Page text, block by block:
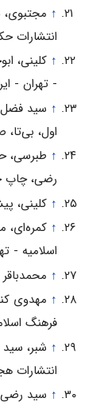
↑ مجتبوى،
انتشارات حکمت،
↑ کلینى،
- تهران - ایران،
↑ سید فضل
اول، بی‌تا، ص
↑ طبرسى،
رضى، چاپ چهارم،
↑ کلینى،
↑ کمره‌اى،
اسلامیه -
↑
↑ مهدوى
فرهنگ اسلامى،
↑ شبر، سید
انتشارات هجرت، ۱۳۷۸، چاپ
↑